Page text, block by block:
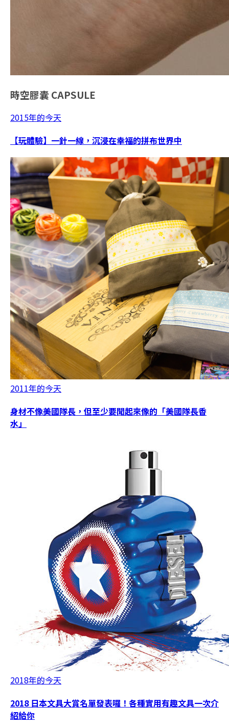
時空膠囊 CAPSULE
2015年的今天
【玩體驗】一針一線，沉浸在幸福的拼布世界中
2011年的今天
身材不像美國隊長，但至少要聞起來像的「美國隊長香
水」
2018年的今天
2018 日本文具大賞名單發表囉！各種實用有趣文具一次介
紹給你